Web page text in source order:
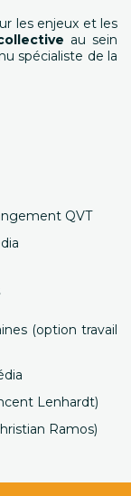
les enjeux et les
au sein
spécialiste de la
QVT
(option travail
Lenhardt)
Ramos)